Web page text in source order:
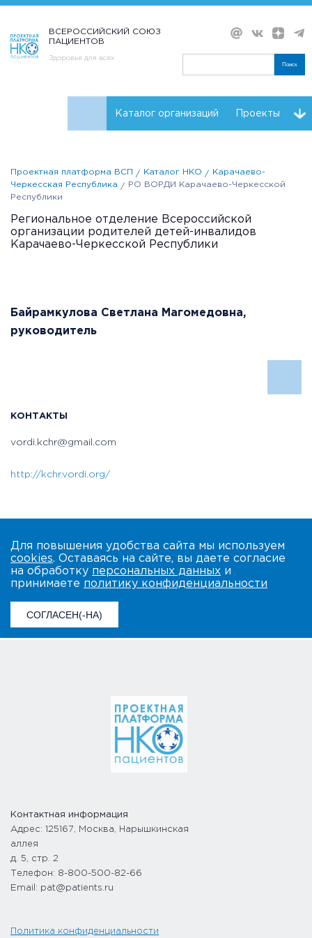
ВСЕРОССИЙСКИЙ СОЮЗ
ПАЦИЕНТОВ
Здоровье для всех
Поиск
Каталог организаций Проекты
Проектная платформа ВСП Каталог НКО
Карачаево-
Черкесская Республика
РО ВОРДИ Карачаево-Черкесской
Республики
Региональное отделение Всероссийской
организации родителей детей-инвалидов
Карачаево-Черкесской Республики
Байрамкулова Светлана Магомедовна,
руководитель
КОНТАКТЫ
vordi.kchr@gmail.com
http://kchr.vordi.org/
Для повышения удобства сайта мы используем
cookies. Оставаясь на сайте, вы даете согласие
на обработку персональных данных и
принимаете политику конфиденциальности
СОГЛАСЕН(-НА)
Контактная информация
Адрес: 125167, Москва, Нарышкинская
аллея
д. 5, стр. 2
Телефон: 8-800-500-82-66
Email: pat@patients.ru
Политика конфиденциальности